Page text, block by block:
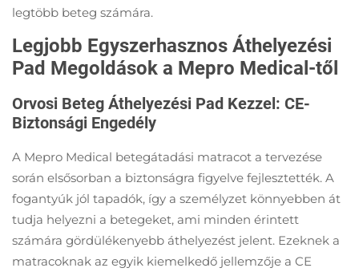
legtöbb beteg számára.
Legjobb Egyszerhasznos Áthelyezési
Pad Megoldások a Mepro Medical-től
Orvosi Beteg Áthelyezési Pad Kezzel: CE-
Biztonsági Engedély
A Mepro Medical betegátadási matracot a tervezése
során elsősorban a biztonságra figyelve fejlesztették. A
fogantyúk jól tapadók, így a személyzet könnyebben át
tudja helyezni a betegeket, ami minden érintett
számára gördülékenyebb áthelyezést jelent. Ezeknek a
matracoknak az egyik kiemelkedő jellemzője a CE